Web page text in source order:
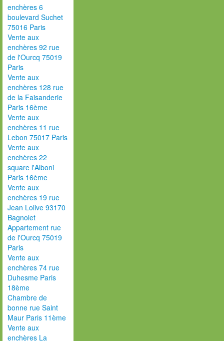
enchères 6
boulevard Suchet
75016 Paris
Vente aux
enchères 92 rue
de l'Ourcq 75019
Paris
Vente aux
enchères 128 rue
de la Faisanderie
Paris 16ème
Vente aux
enchères 11 rue
Lebon 75017 Paris
Vente aux
enchères 22
square l'Alboni
Paris 16ème
Vente aux
enchères 19 rue
Jean Lolive 93170
Bagnolet
Appartement rue
de l'Ourcq 75019
Paris
Vente aux
enchères 74 rue
Duhesme Paris
18ème
Chambre de
bonne rue Saint
Maur Paris 11ème
Vente aux
enchères La